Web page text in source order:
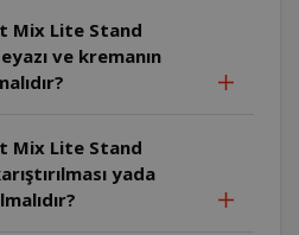
Mix Lite Stand
ve kremanın
Mix Lite Stand
yada